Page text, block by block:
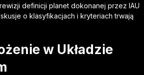
definicji planet dokonanej przez IAU
o klasyfikacjach i kryteriach trwają
w Układzie